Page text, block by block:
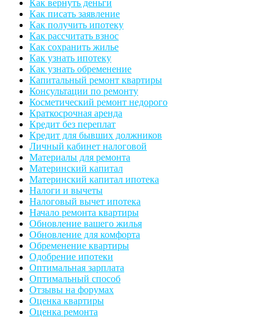
Как вернуть деньги
Как писать заявление
Как получить ипотеку
Как рассчитать взнос
Как сохранить жилье
Как узнать ипотеку
Как узнать обременение
Капитальный ремонт квартиры
Консультации по ремонту
Косметический ремонт недорого
Краткосрочная аренда
Кредит без переплат
Кредит для бывших должников
Личный кабинет налоговой
Материалы для ремонта
Материнский капитал
Материнский капитал ипотека
Налоги и вычеты
Налоговый вычет ипотека
Начало ремонта квартиры
Обновление вашего жилья
Обновление для комфорта
Обременение квартиры
Одобрение ипотеки
Оптимальная зарплата
Оптимальный способ
Отзывы на форумах
Оценка квартиры
Оценка ремонта